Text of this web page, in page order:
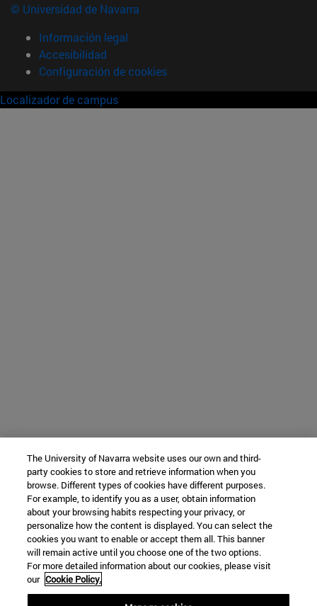
© Universidad de Navarra
Información legal
Accesibilidad
Configuración de cookies
Localizador de campus
The University of Navarra website uses our own and third-
party cookies to store and retrieve information when you
browse. Different types of cookies have different purposes.
For example, to identify you as a user, obtain information
about your browsing habits respecting your privacy, or
personalize how the content is displayed. You can select the
cookies you want to enable or accept them all. This banner
will remain active until you choose one of the two options.
For more detailed information about our cookies, please visit
our Cookie Policy.